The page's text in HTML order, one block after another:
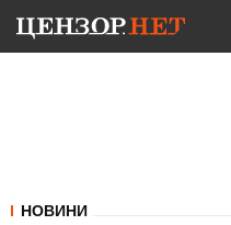
НОВИНИ